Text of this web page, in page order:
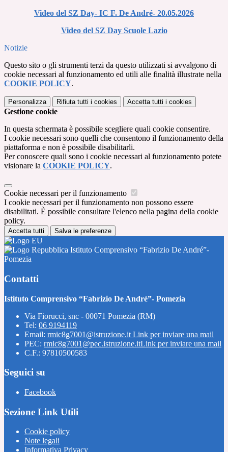
Video del SZ Day- IC F. De André- 20.05.2026
Video del SZ Day Scuole Lazio
Notizie
Questo sito o gli strumenti terzi da questo utilizzati si avvalgono di
cookie necessari al funzionamento ed utili alle finalità illustrate nella
COOKIE POLICY.
Personalizza Rifiuta tutti i cookies Accetta tutti i cookies
Gestione cookie
In questa schermata è possibile scegliere quali cookie consentire.
I cookie necessari sono quelli che consentono il funzionamento della
piattaforma e non è possibile disabilitarli.
Per conoscere quali sono i cookie necessari al funzionamento potete
visionare la COOKIE POLICY.
Cookie necessari per il funzionamento
I cookie necessari per il funzionamento non possono essere
disabilitati. È possibile consultare l'elenco nella pagina della cookie
policy.
Accetta tutti Salva le preferenze
Istituto Comprensivo “Fabrizio De André”-
Pomezia
Contatti
Istituto Comprensivo “Fabrizio De André”- Pomezia
Via Fiorucci, snc - 00071 Pomezia (RM)
Tel: 06 9194119
Email: rmic8g7001@istruzione.it Link per inviare una mail
PEC: rmic8g7001@pec.istruzione.itLink per inviare una mail
C.F.: 97810500583
Seguici su
Facebook
Sezione Link Utili
Cookie policy
Note legali
Informativa Privacy